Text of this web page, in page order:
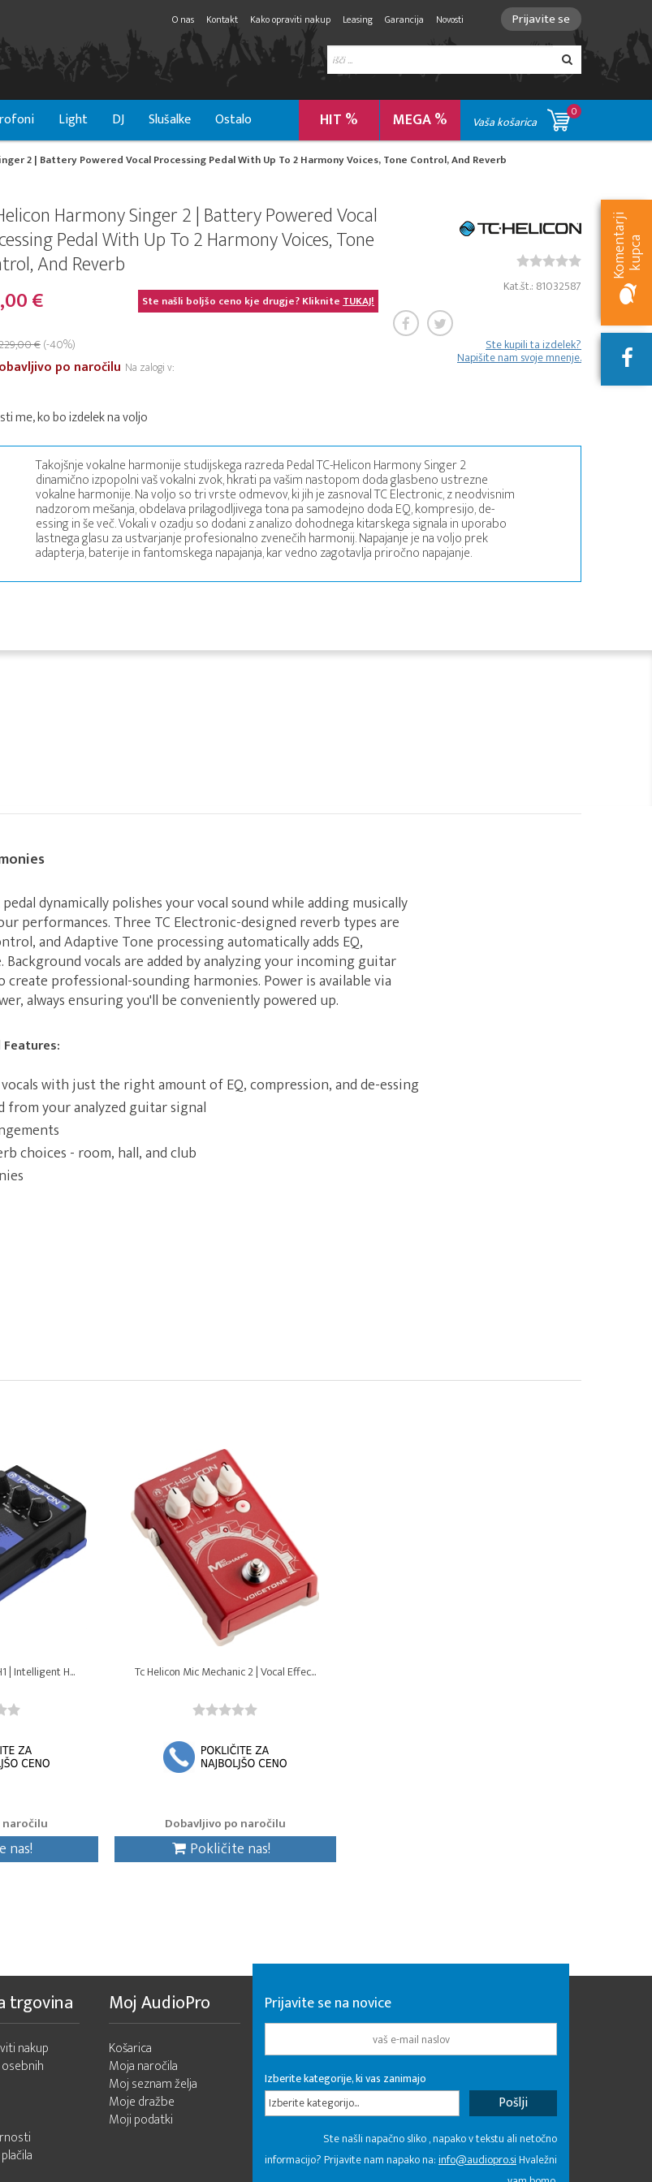
Prijavite se
O nas Kontakt Kako opraviti nakup Leasing Garancija Novosti
Light DJ Slušalke Ostalo Vaša košarica
0
MEGA %
HIT %
2 | Battery Powered Vocal Processing Pedal With Up To 2 Harmony Voices, Tone Control, And Reverb
Harmony Singer 2 | Battery Powered Vocal
Pedal With Up To 2 Harmony Voices, Tone
And Reverb
€
Ste našli boljšo ceno kje drugje? KlikniteTUKAJ!
€(-40%)
po naročilu Na zalogi v:
me, ko bo izdelek na voljo
Kat.št.: 81032587
Ste kupili ta izdelek?
Napišite nam svoje mnenje.
Takojšnje vokalne harmonije studijskega razreda Pedal TC-Helicon Harmony Singer 2
dinamično izpopolni vaš vokalni zvok, hkrati pa vašim nastopom doda glasbeno ustrezne
vokalne harmonije. Na voljo so tri vrste odmevov, ki jih je zasnoval TC Electronic, z neodvisnim
nadzorom mešanja, obdelava prilagodljivega tona pa samodejno doda EQ, kompresijo, de-
essing in še več. Vokali v ozadju so dodani z analizo dohodnega kitarskega signala in uporabo
lastnega glasu za ustvarjanje profesionalno zvenečih harmonij. Napajanje je na voljo prek
adapterja, baterije in fantomskega napajanja, kar vedno zagotavlja priročno napajanje.
dynamically polishes your vocal sound while adding musically
performances. Three TC Electronic-designed reverb types are
and Adaptive Tone processing automatically adds EQ,
Background vocals are added by analyzing your incoming guitar
professional-sounding harmonies. Power is available via
always ensuring you'll be conveniently powered up.
Features:
with just the right amount of EQ, compression, and de-essing
from your analyzed guitar signal
choices - room, hall, and club
| Intelligent H...
naročilu
nas!
Tc Helicon Mic Mechanic 2 | Vocal Effec...
Dobavljivo po naročilu
Pokličite nas!
K
o
m
e
n
t
a
r
j
i
k
u
p
ca
trgovina
nakup
Moj AudioPro
Košarica
Moja naročila
Moj seznam želja
Moje dražbe
Moji podatki
Prijavite se na novice
Izberite kategorije, ki vas zanimajo
Izberite kategorijo...
Ste našli napačno sliko , napako v tekstu ali netočno
informacijo? Prijavite nam napako na:info@audiopro.siHvaležni